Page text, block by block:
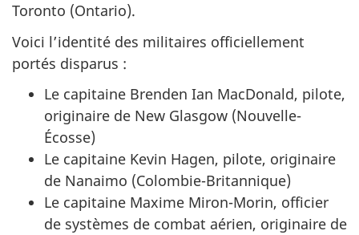
Toronto (Ontario).
Voici l’identité des militaires officiellement
portés disparus :
Le capitaine Brenden Ian MacDonald, pilote,
originaire de New Glasgow (Nouvelle-
Écosse)
Le capitaine Kevin Hagen, pilote, originaire
de Nanaimo (Colombie-Britannique)
Le capitaine Maxime Miron-Morin, officier
de systèmes de combat aérien, originaire de